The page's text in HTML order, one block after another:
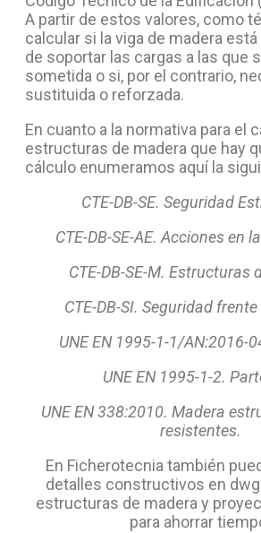
A partir de estos valores, como
calcular si la viga de madera
de soportar las cargas a las que
sometida o si, por el contrario,
sustituida o reforzada.
En cuanto a la normativa para el
estructuras de madera que hay
cálculo enumeramos aquí la
CTE-DB-SE. Seguridad
CTE-DB-SE-AE. Acciones en
CTE-DB-SE-M. Estructuras
CTE-DB-SI. Seguridad
UNE EN 1995-1-1/AN:2016-
UNE EN 1995-1-2.
UNE EN 338:2010. Madera
resistentes.
En Ficherotecnia también
detalles constructivos en
estructuras de madera y
para ahorrar